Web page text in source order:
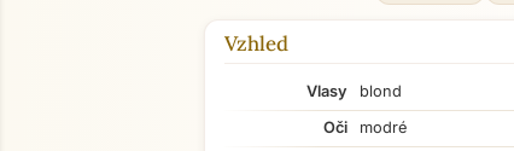
Vzhled
Vlasy
blond
Oči
modré